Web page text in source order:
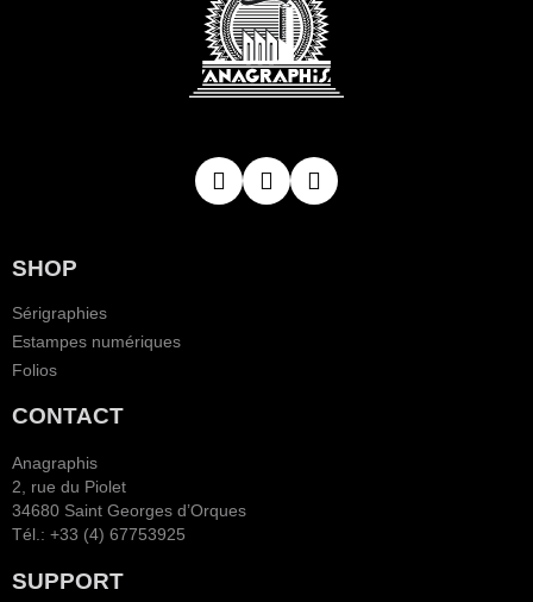
SHOP
Sérigraphies
Estampes numériques
Folios
CONTACT
Anagraphis
2, rue du Piolet
34680 Saint Georges d’Orques
Tél.: +33 (4) 67753925
SUPPORT